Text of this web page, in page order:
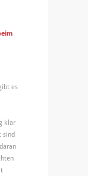
es
klar
sind